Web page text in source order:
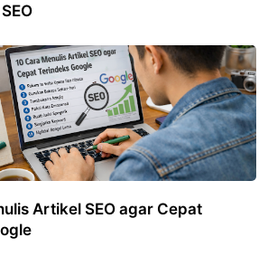
Artikel SEO agar Cepat